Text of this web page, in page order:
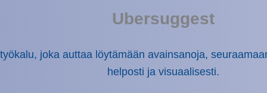
Ubersuggest
joka auttaa löytämään avainsanoja,
helposti ja visuaalisesti.